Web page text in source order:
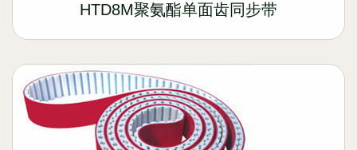
HTD8M聚氨酯单面齿同步带